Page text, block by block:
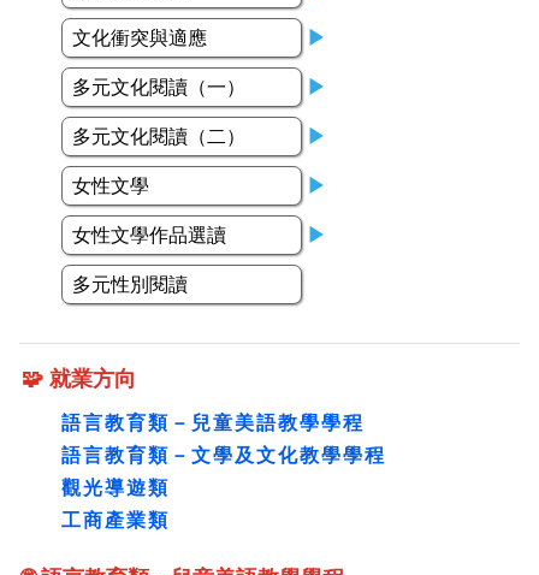
文化衝突與適應 ▶
多元文化閱讀（一） ▶
多元文化閱讀（二） ▶
女性文學 ▶
女性文學作品選讀 ▶
多元性別閱讀
🧩 就業方向
語言教育類－兒童美語教學學程
語言教育類－文學及文化教學學程
觀光導遊類
工商產業類